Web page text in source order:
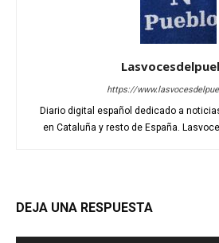
https://
Diario digital español dedicado a
en Cataluña y resto de España.
DEJA UNA RESPUESTA